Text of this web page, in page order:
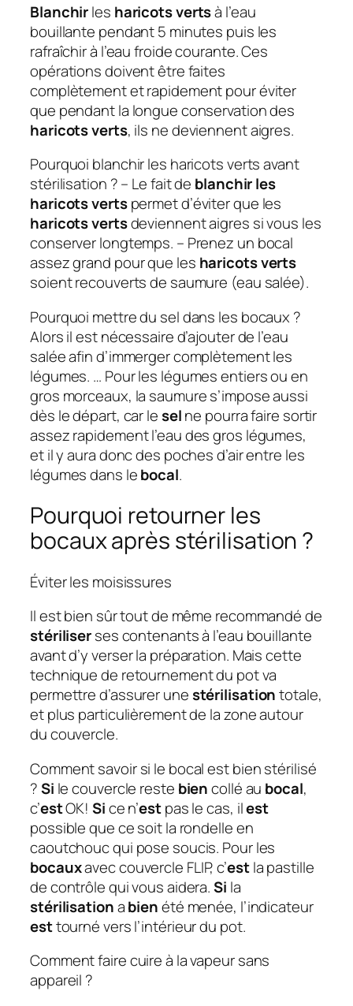
Blanchirles haricots vertsà l’eau
bouillante pendant 5 minutes puis les
rafraîchir à l’eau froide courante. Ces
opérations doivent être faites
complètement et rapidement pour éviter
que pendant la longue conservation des
haricots verts, ils ne deviennent aigres.
Pourquoi blanchir les haricots verts avant
stérilisation ? – Le fait de blanchir les
haricots vertspermet d’éviter que les
haricots vertsdeviennent aigres si vous les
conserver longtemps. – Prenez un bocal
assez grand pour que les haricots verts
soient recouverts de saumure (eau salée).
Pourquoi mettre du sel dans les bocaux ?
Alors il est nécessaire d’ajouter de l’eau
salée afin d’immerger complètement les
légumes. … Pour les légumes entiers ou en
gros morceaux, la saumure s’impose aussi
dès le départ, car leselne pourra faire sortir
assez rapidement l’eau des gros légumes,
et il y aura donc des poches d’air entre les
légumes dans lebocal.
Pourquoi retourner les
bocaux après stérilisation ?
Éviter les moisissures
Il est bien sûr tout de même recommandé de
stériliserses contenants à l’eau bouillante
avant d’y verser la préparation. Mais cette
technique de retournement du pot va
permettre d’assurer unestérilisationtotale,
et plus particulièrement de la zone autour
du couvercle.
Comment savoir si le bocal est bien stérilisé
?Si le couvercle reste biencollé au bocal,
c’estOK!Sice n’estpas le cas, ilest
possible que ce soit la rondelle en
caoutchouc qui pose soucis. Pour les
bocauxavec couvercle FLIP, c’estla pastille
de contrôle qui vous aidera.Si la
stérilisationabienété menée, l’indicateur
esttourné vers l’intérieur du pot.
Comment faire cuire à la vapeur sans
appareil ?